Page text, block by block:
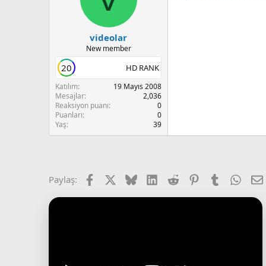
videolar
New member
20 HD RANK
Katılım
19 Mayıs 2008
Mesajlar
2,036
Reaksiyon puanı
0
Puanları
0
Yaş
39
Paylaş: FacebookX (Twitter)
BlueskyLinkedIn
Reddit PinterestTumblr